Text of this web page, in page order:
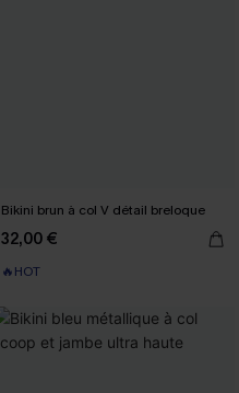
Bikini brun à col V détail breloque
32,00 €
🔥HOT